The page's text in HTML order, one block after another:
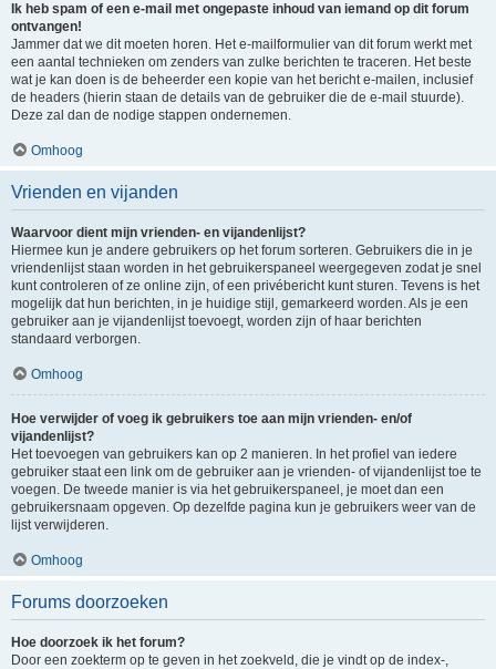
Ik heb spam of een e-mail met ongepaste inhoud van iemand op dit forum
ontvangen!
Jammer dat we dit moeten horen. Het e-mailformulier van dit forum werkt met
een aantal technieken om zenders van zulke berichten te traceren. Het beste
wat je kan doen is de beheerder een kopie van het bericht e-mailen, inclusief
de headers (hierin staan de details van de gebruiker die de e-mail stuurde).
Deze zal dan de nodige stappen ondernemen.
Omhoog
Vrienden en vijanden
Waarvoor dient mijn vrienden- en vijandenlijst?
Hiermee kun je andere gebruikers op het forum sorteren. Gebruikers die in je
vriendenlijst staan worden in het gebruikerspaneel weergegeven zodat je snel
kunt controleren of ze online zijn, of een privébericht kunt sturen. Tevens is het
mogelijk dat hun berichten, in je huidige stijl, gemarkeerd worden. Als je een
gebruiker aan je vijandenlijst toevoegt, worden zijn of haar berichten
standaard verborgen.
Omhoog
Hoe verwijder of voeg ik gebruikers toe aan mijn vrienden- en/of
vijandenlijst?
Het toevoegen van gebruikers kan op 2 manieren. In het profiel van iedere
gebruiker staat een link om de gebruiker aan je vrienden- of vijandenlijst toe te
voegen. De tweede manier is via het gebruikerspaneel, je moet dan een
gebruikersnaam opgeven. Op dezelfde pagina kun je gebruikers weer van de
lijst verwijderen.
Omhoog
Forums doorzoeken
Hoe doorzoek ik het forum?
Door een zoekterm op te geven in het zoekveld, die je vindt op de index-,